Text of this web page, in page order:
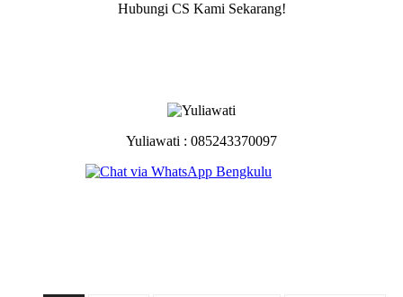
Hubungi CS Kami Sekarang!
Yuliawati : 085243370097